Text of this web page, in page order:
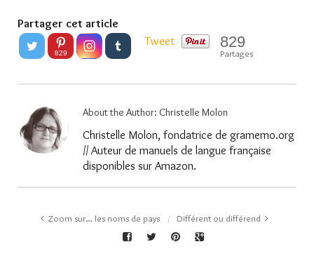
Partager cet article
829
Tweet 829
Partages
About the Author: Christelle Molon
Christelle Molon, fondatrice de gramemo.org
// Auteur de manuels de langue française
disponibles sur Amazon.
Zoom sur… les noms de pays Différent ou différend